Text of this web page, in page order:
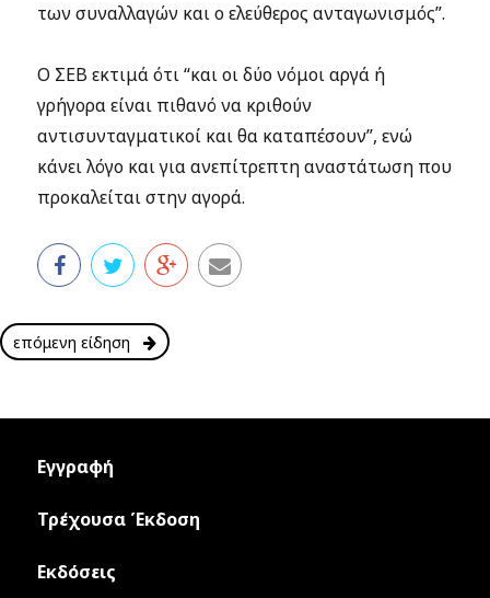
των συναλλαγών και ο ελεύθερος ανταγωνισμός”.
Ο ΣΕΒ εκτιμά ότι “και οι δύο νόμοι αργά ή
γρήγορα είναι πιθανό να κριθούν
αντισυνταγματικοί και θα καταπέσουν”, ενώ
κάνει λόγο και για ανεπίτρεπτη αναστάτωση που
προκαλείται στην αγορά.
επόμενη είδηση
Εγγραφή
Τρέχουσα Έκδοση
Εκδόσεις